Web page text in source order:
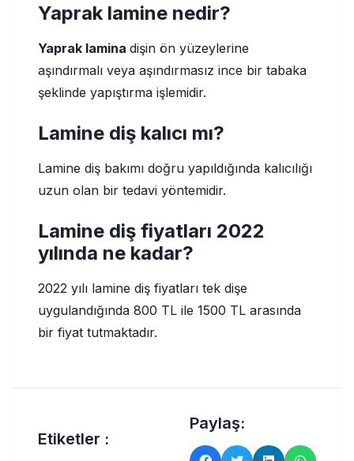
Yaprak lamine nedir?
Yaprak lamina dişin ön yüzeylerine
aşındırmalı veya aşındırmasız ince bir tabaka
şeklinde yapıştırma işlemidir.
Lamine diş kalıcı mı?
Lamine diş bakımı doğru yapıldığında kalıcılığı
uzun olan bir tedavi yöntemidir.
Lamine diş fiyatları 2022
yılında ne kadar?
2022 yılı lamine diş fiyatları tek dişe
uygulandığında 800 TL ile 1500 TL arasında
bir fiyat tutmaktadır.
Etiketler :
Paylaş: